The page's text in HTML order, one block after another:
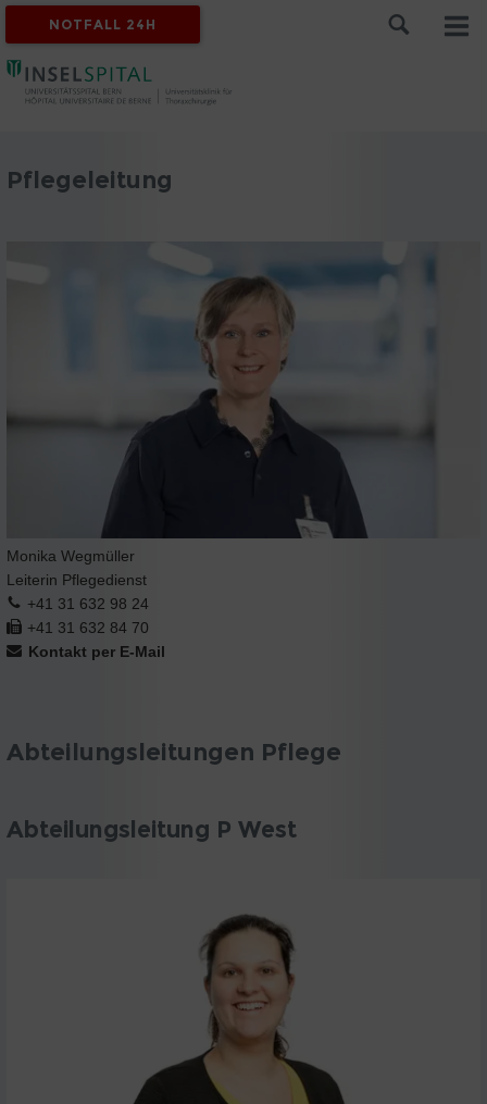
NOTFALL 24H
Pflegeleitung
Monika Wegmüller
Leiterin Pflegedienst
+41 31 632 98 24
+41 31 632 84 70
Kontakt per E-Mail
Abteilungsleitungen Pflege
Abteilungsleitung P West